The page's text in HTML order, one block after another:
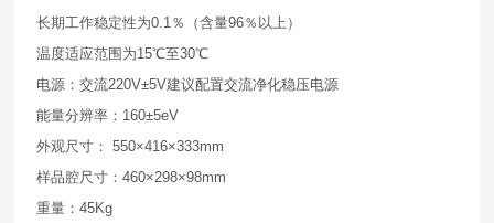
长期工作稳定性为0.1％（含量96％以上）
温度适应范围为15℃至30℃
电源：交流220V±5V建议配置交流净化稳压电源
能量分辨率：160±5eV
外观尺寸： 550×416×333mm
样品腔尺寸：460×298×98mm
重量：45Kg